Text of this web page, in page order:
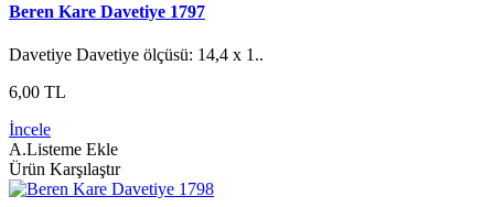
Beren Kare Davetiye 1797
Davetiye Davetiye ölçüsü: 14,4 x 1..
6,00 TL
İncele
A.Listeme Ekle
Ürün Karşılaştır